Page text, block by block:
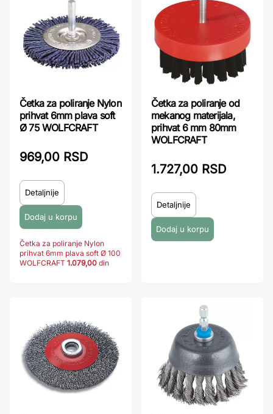
Četka za poliranje Nylon
prihvat 6mm plava soft
Ø 75 WOLFCRAFT
969,00 RSD
Detaljnije
Četka za poliranje Nylon
prihvat 6mm plava soft Ø 100
WOLFCRAFT 1.079,00 din
Četka za poliranje od
mekanog materijala,
prihvat 6 mm 80mm
WOLFCRAFT
1.727,00 RSD
Detaljnije